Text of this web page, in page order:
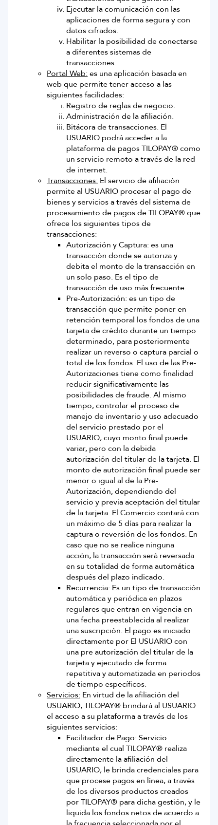
Ejecutar la comunicación con las
aplicaciones de forma segura y con
datos cifrados.
Habilitar la posibilidad de conectarse
a diferentes sistemas de
transacciones.
Portal Web: es una aplicación basada en
web que permite tener acceso a las
siguientes facilidades:
Registro de reglas de negocio.
Administración de la afiliación.
Bitácora de transacciones. El
USUARIO podrá acceder a la
plataforma de pagos TILOPAY® como
un servicio remoto a través de la red
de internet.
Transacciones: El servicio de afiliación
permite al USUARIO procesar el pago de
bienes y servicios a través del sistema de
procesamiento de pagos de TILOPAY® que
ofrece los siguientes tipos de
transacciones:
Autorización y Captura: es una
transacción donde se autoriza y
debita el monto de la transacción en
un solo paso. Es el tipo de
transacción de uso más frecuente.
Pre-Autorización: es un tipo de
transacción que permite poner en
retención temporal los fondos de una
tarjeta de crédito durante un tiempo
determinado, para posteriormente
realizar un reverso o captura parcial o
total de los fondos. El uso de las Pre-
Autorizaciones tiene como finalidad
reducir significativamente las
posibilidades de fraude. Al mismo
tiempo, controlar el proceso de
manejo de inventario y uso adecuado
del servicio prestado por el
USUARIO, cuyo monto final puede
variar, pero con la debida
autorización del titular de la tarjeta. El
monto de autorización final puede ser
menor o igual al de la Pre-
Autorización, dependiendo del
servicio y previa aceptación del titular
de la tarjeta. El Comercio contará con
un máximo de 5 días para realizar la
captura o reversión de los fondos. En
caso que no se realice ninguna
acción, la transacción será reversada
en su totalidad de forma automática
después del plazo indicado.
Recurrencia: Es un tipo de transacción
automática y periódica en plazos
regulares que entran en vigencia en
una fecha preestablecida al realizar
una suscripción. El pago es iniciado
directamente por El USUARIO con
una pre autorización del titular de la
tarjeta y ejecutado de forma
repetitiva y automatizada en periodos
de tiempo específicos.
Servicios: En virtud de la afiliación del
USUARIO, TILOPAY® brindará al USUARIO
el acceso a su plataforma a través de los
siguientes servicios:
Facilitador de Pago: Servicio
mediante el cual TILOPAY® realiza
directamente la afiliación del
USUARIO, le brinda credenciales para
que procese pagos en línea, a través
de los diversos productos creados
por TILOPAY® para dicha gestión, y le
liquida los fondos netos de acuerdo a